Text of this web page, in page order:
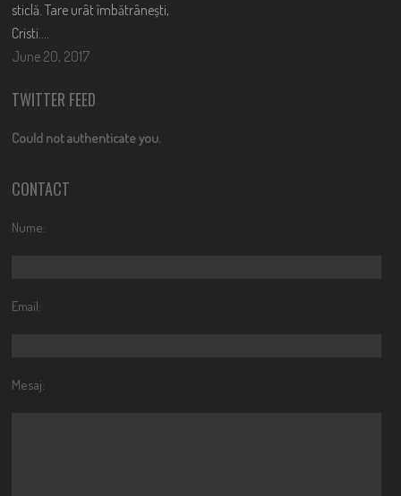
sticlă. Tare urât îmbătrânești,
Cristi….
June 20, 2017
TWITTER FEED
Could not authenticate you.
CONTACT
Nume:
Email:
Mesaj: